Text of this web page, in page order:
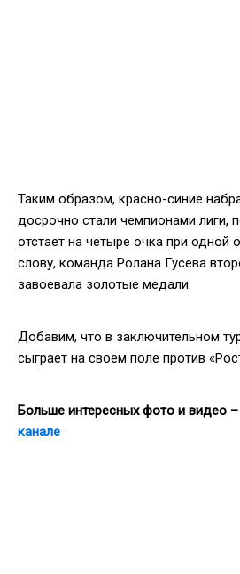
Таким образом, красно-синие
досрочно стали чемпионами лиги,
отстает на четыре очка при одной
слову, команда Ролана Гусева
завоевала золотые медали.
Добавим, что в заключительном
сыграет на своем поле против
Больше интересных фото и видео
канале